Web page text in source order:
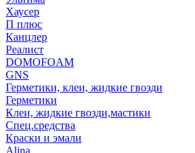
Хаусер
П плюс
Канцлер
Реалист
DOMOFOAM
GNS
Герметики, клеи, жидкие гвозди
Герметики
Клеи, жидкие гвозди,мастики
Спец.средства
Краски и эмали
Alina